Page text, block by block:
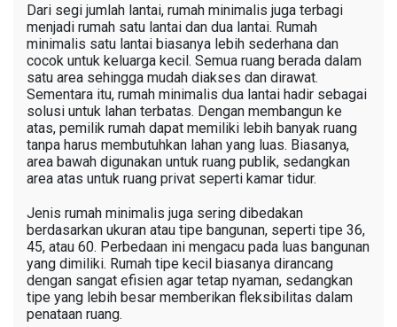
Dari segi jumlah lantai, rumah minimalis juga terbagi
menjadi rumah satu lantai dan dua lantai. Rumah
minimalis satu lantai biasanya lebih sederhana dan
cocok untuk keluarga kecil. Semua ruang berada dalam
satu area sehingga mudah diakses dan dirawat.
Sementara itu, rumah minimalis dua lantai hadir sebagai
solusi untuk lahan terbatas. Dengan membangun ke
atas, pemilik rumah dapat memiliki lebih banyak ruang
tanpa harus membutuhkan lahan yang luas. Biasanya,
area bawah digunakan untuk ruang publik, sedangkan
area atas untuk ruang privat seperti kamar tidur.
Jenis rumah minimalis juga sering dibedakan
berdasarkan ukuran atau tipe bangunan, seperti tipe 36,
45, atau 60. Perbedaan ini mengacu pada luas bangunan
yang dimiliki. Rumah tipe kecil biasanya dirancang
dengan sangat efisien agar tetap nyaman, sedangkan
tipe yang lebih besar memberikan fleksibilitas dalam
penataan ruang.